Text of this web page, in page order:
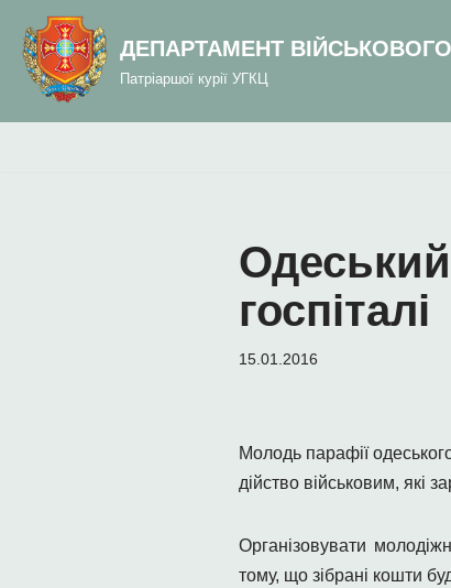
вмісту
Перейти
вмісту
ДЕПАРТАМЕНТ
Патріаршої курії УГКЦ
госпіталі
15.01.2016
Молодь парафії
дійство військовим, які
Організовувати
тому, що зібрані кошти